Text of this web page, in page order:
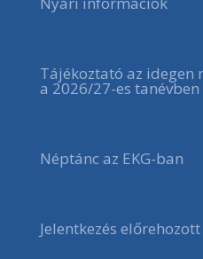
Tájékoztató az idegen
a 2026/27-es tanévben
Néptánc az EKG-ban
Jelentkezés